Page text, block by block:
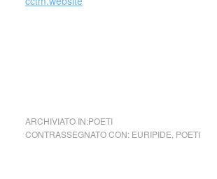
ARCHIVIATO IN:POETI
CONTRASSEGNATO CON: EURIPIDE POETI